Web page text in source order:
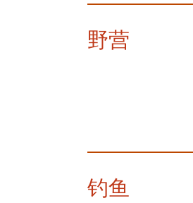
野营
钓鱼